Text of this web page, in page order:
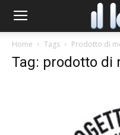
Home Tags Prodotto di
Tag: prodotto di